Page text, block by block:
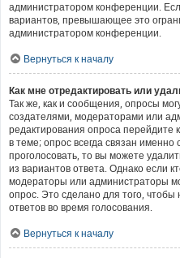
администратором конференции.
вариантов, превышающее это
администратором конференции.
Вернуться к началу
Как мне отредактировать или
Так же, как и сообщения, опросы
создателями, модераторами или
редактирования опроса перейдите
в теме; опрос всегда связан именно
проголосовать, то вы можете
из вариантов ответа. Однако если
модераторы или администраторы
опрос. Это сделано для того,
ответов во время голосования.
Вернуться к началу